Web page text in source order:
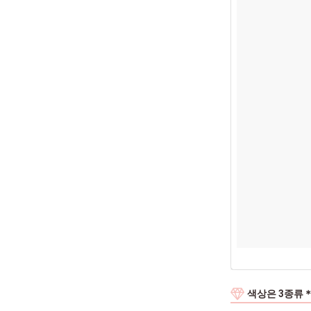
색상은 3종류